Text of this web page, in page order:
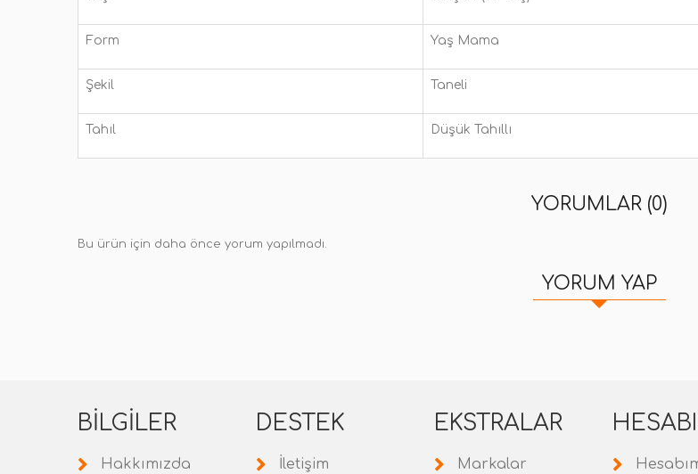
Form Yaş Mama
Şekil Taneli
Tahıl Düşük Tahıllı
YORUMLAR (0)
Bu ürün için daha önce yorum yapılmadı.
YORUM YAP
BILGILER
Hakkımızda
DESTEK
İletişim
EKSTRALAR
Markalar